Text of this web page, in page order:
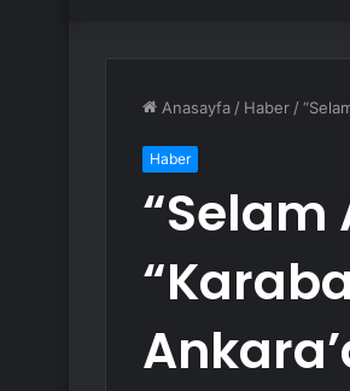
Anasayfa / Haber /
Haber
“Selam